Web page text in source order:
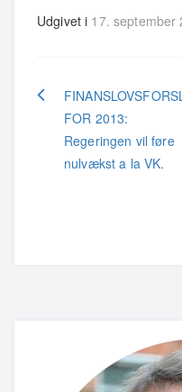
Udgivet i 17. september
FOR 2013:
Regeringen vil føre
nulvækst a la VK.